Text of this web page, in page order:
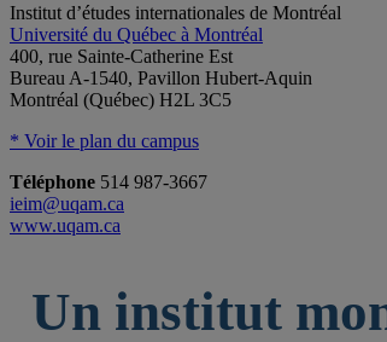
Institut d’études internationales de Montréal
Université du Québec à Montréal
400, rue Sainte-Catherine Est
Bureau A-1540, Pavillon Hubert-Aquin
Montréal (Québec) H2L 3C5
* Voir le plan du campus
Téléphone 514 987-3667
ieim@uqam.ca
www.uqam.ca
Un institut